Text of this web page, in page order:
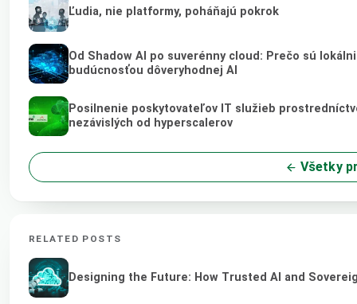
Ľudia, nie platformy, poháňajú pokrok
Od Shadow AI po suverénny cloud: Prečo sú
budúcnosťou dôveryhodnej AI
Posilnenie poskytovateľov IT služieb
nezávislých od hyperscalerov
Všetky
RELATED POSTS
Designing the Future: How Trusted AI and